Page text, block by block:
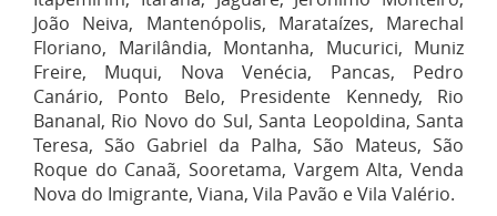
João Neiva, Mantenópolis, Marataízes, Marechal
Floriano, Marilândia, Montanha, Mucurici, Muniz
Freire, Muqui, Nova Venécia, Pancas, Pedro
Canário, Ponto Belo, Presidente Kennedy, Rio
Bananal, Rio Novo do Sul, Santa Leopoldina, Santa
Teresa, São Gabriel da Palha, São Mateus, São
Roque do Canaã, Sooretama, Vargem Alta, Venda
Nova do Imigrante, Viana, Vila Pavão e Vila Valério.